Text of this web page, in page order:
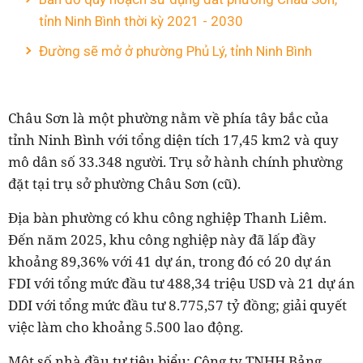
tỉnh Ninh Bình thời kỳ 2021 - 2030
Đường sẽ mở ở phường Phủ Lý, tỉnh Ninh Bình
Châu Sơn là một phường nằm về phía tây bắc của
tỉnh Ninh Bình với tổng diện tích 17,45 km2 và quy
mô dân số 33.348 người. Trụ sở hành chính phường
đặt tại trụ sở phường Châu Sơn (cũ).
Địa bàn phường có khu công nghiệp Thanh Liêm.
Đến năm 2025, khu công nghiệp này đã lấp đầy
khoảng 89,36% với 41 dự án, trong đó có 20 dự án
FDI với tổng mức đầu tư 488,34 triệu USD và 21 dự án
DDI với tổng mức đầu tư 8.775,57 tỷ đồng; giải quyết
việc làm cho khoảng 5.500 lao động.